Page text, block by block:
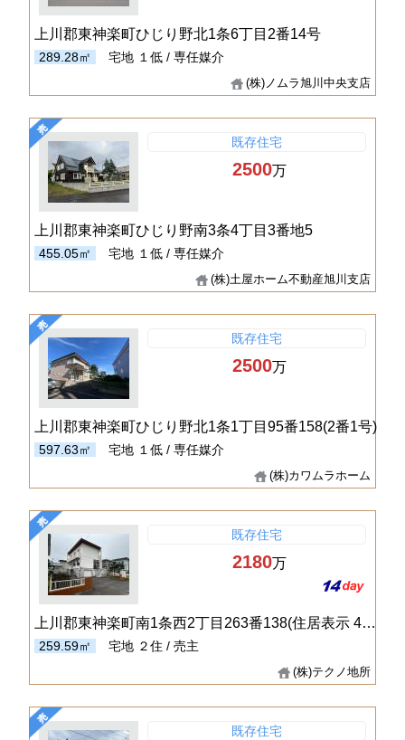
上川郡東神楽町ひじり野北1条6丁目2番14号
289.28㎡ 宅地 １低 / 専任媒介
(株)ノムラ旭川中央支店
既存住宅
2500万
上川郡東神楽町ひじり野南3条4丁目3番地5
455.05㎡ 宅地 １低 / 専任媒介
(株)土屋ホーム不動産旭川支店
既存住宅
2500万
上川郡東神楽町ひじり野北1条1丁目95番158(2番1号)
597.63㎡ 宅地 １低 / 専任媒介
(株)カワムラホーム
既存住宅
2180万
上川郡東神楽町南1条西2丁目263番138(住居表示 4番15号)
259.59㎡ 宅地 ２住 / 売主
(株)テクノ地所
既存住宅